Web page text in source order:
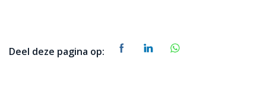
Deel deze pagina op: